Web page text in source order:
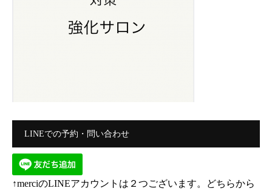
LINEでの予約・問い合わせ
↑merciのLINEアカウントは２つございます。どちらから